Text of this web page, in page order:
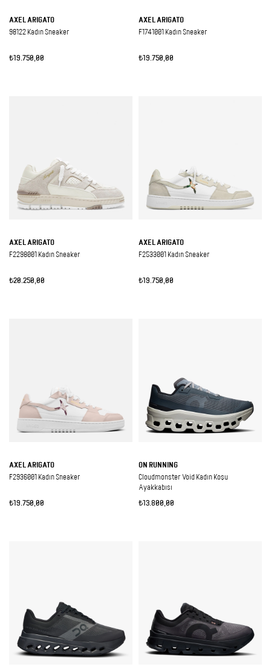
AXEL ARIGATO
98122 Kadın Sneaker
₺19.750,00
AXEL ARIGATO
F1741001 Kadın Sneaker
₺19.750,00
AXEL ARIGATO
F2298001 Kadın Sneaker
₺20.250,00
AXEL ARIGATO
F2533001 Kadın Sneaker
₺19.750,00
AXEL ARIGATO
F2936001 Kadın Sneaker
₺19.750,00
ON RUNNING
Cloudmonster Void Kadın Koşu
Ayakkabısı
₺13.800,00